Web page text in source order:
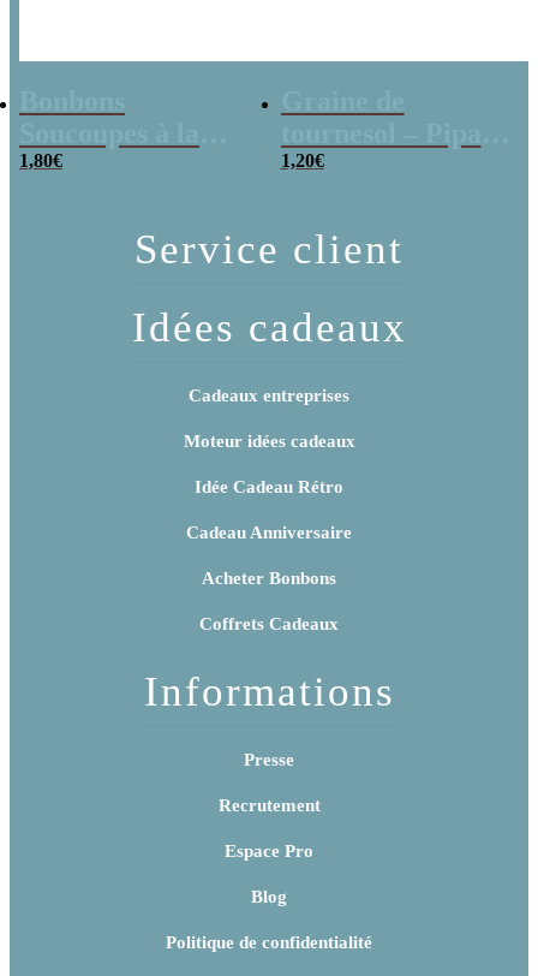
poudre (x20)
1,80€
x 3
1,20€
Service client
Idées cadeaux
Cadeaux entreprises
Moteur idées cadeaux
Idée Cadeau Rétro
Cadeau Anniversaire
Acheter Bonbons
Coffrets Cadeaux
Informations
Presse
Recrutement
Espace Pro
Blog
Politique de confidentialité